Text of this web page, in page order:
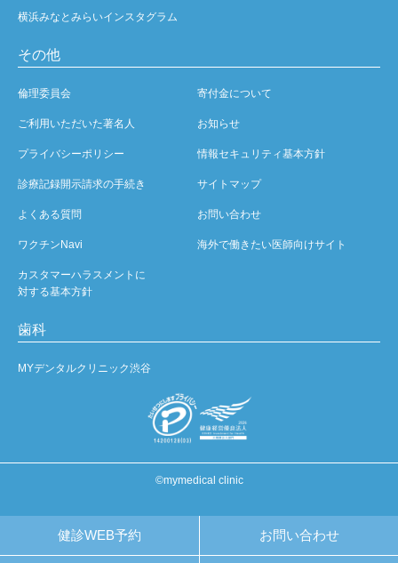
健診WEB予約 お問い合わせ
横浜みなとみらいインスタグラム
その他
倫理委員会 寄付金について
ご利用いただいた著名人 お知らせ
プライバシーポリシー 情報セキュリティ基本方針
診療記録開示請求の手続き サイトマップ
よくある質問 お問い合わせ
ワクチンNavi 海外で働きたい医師向けサイト
カスタマーハラスメントに
対する基本方針
歯科
MYデンタルクリニック渋谷
©mymedical clinic